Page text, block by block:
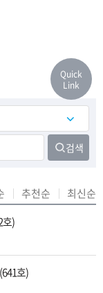
검색
추천순 최신순
호)
호)
Quick
Link